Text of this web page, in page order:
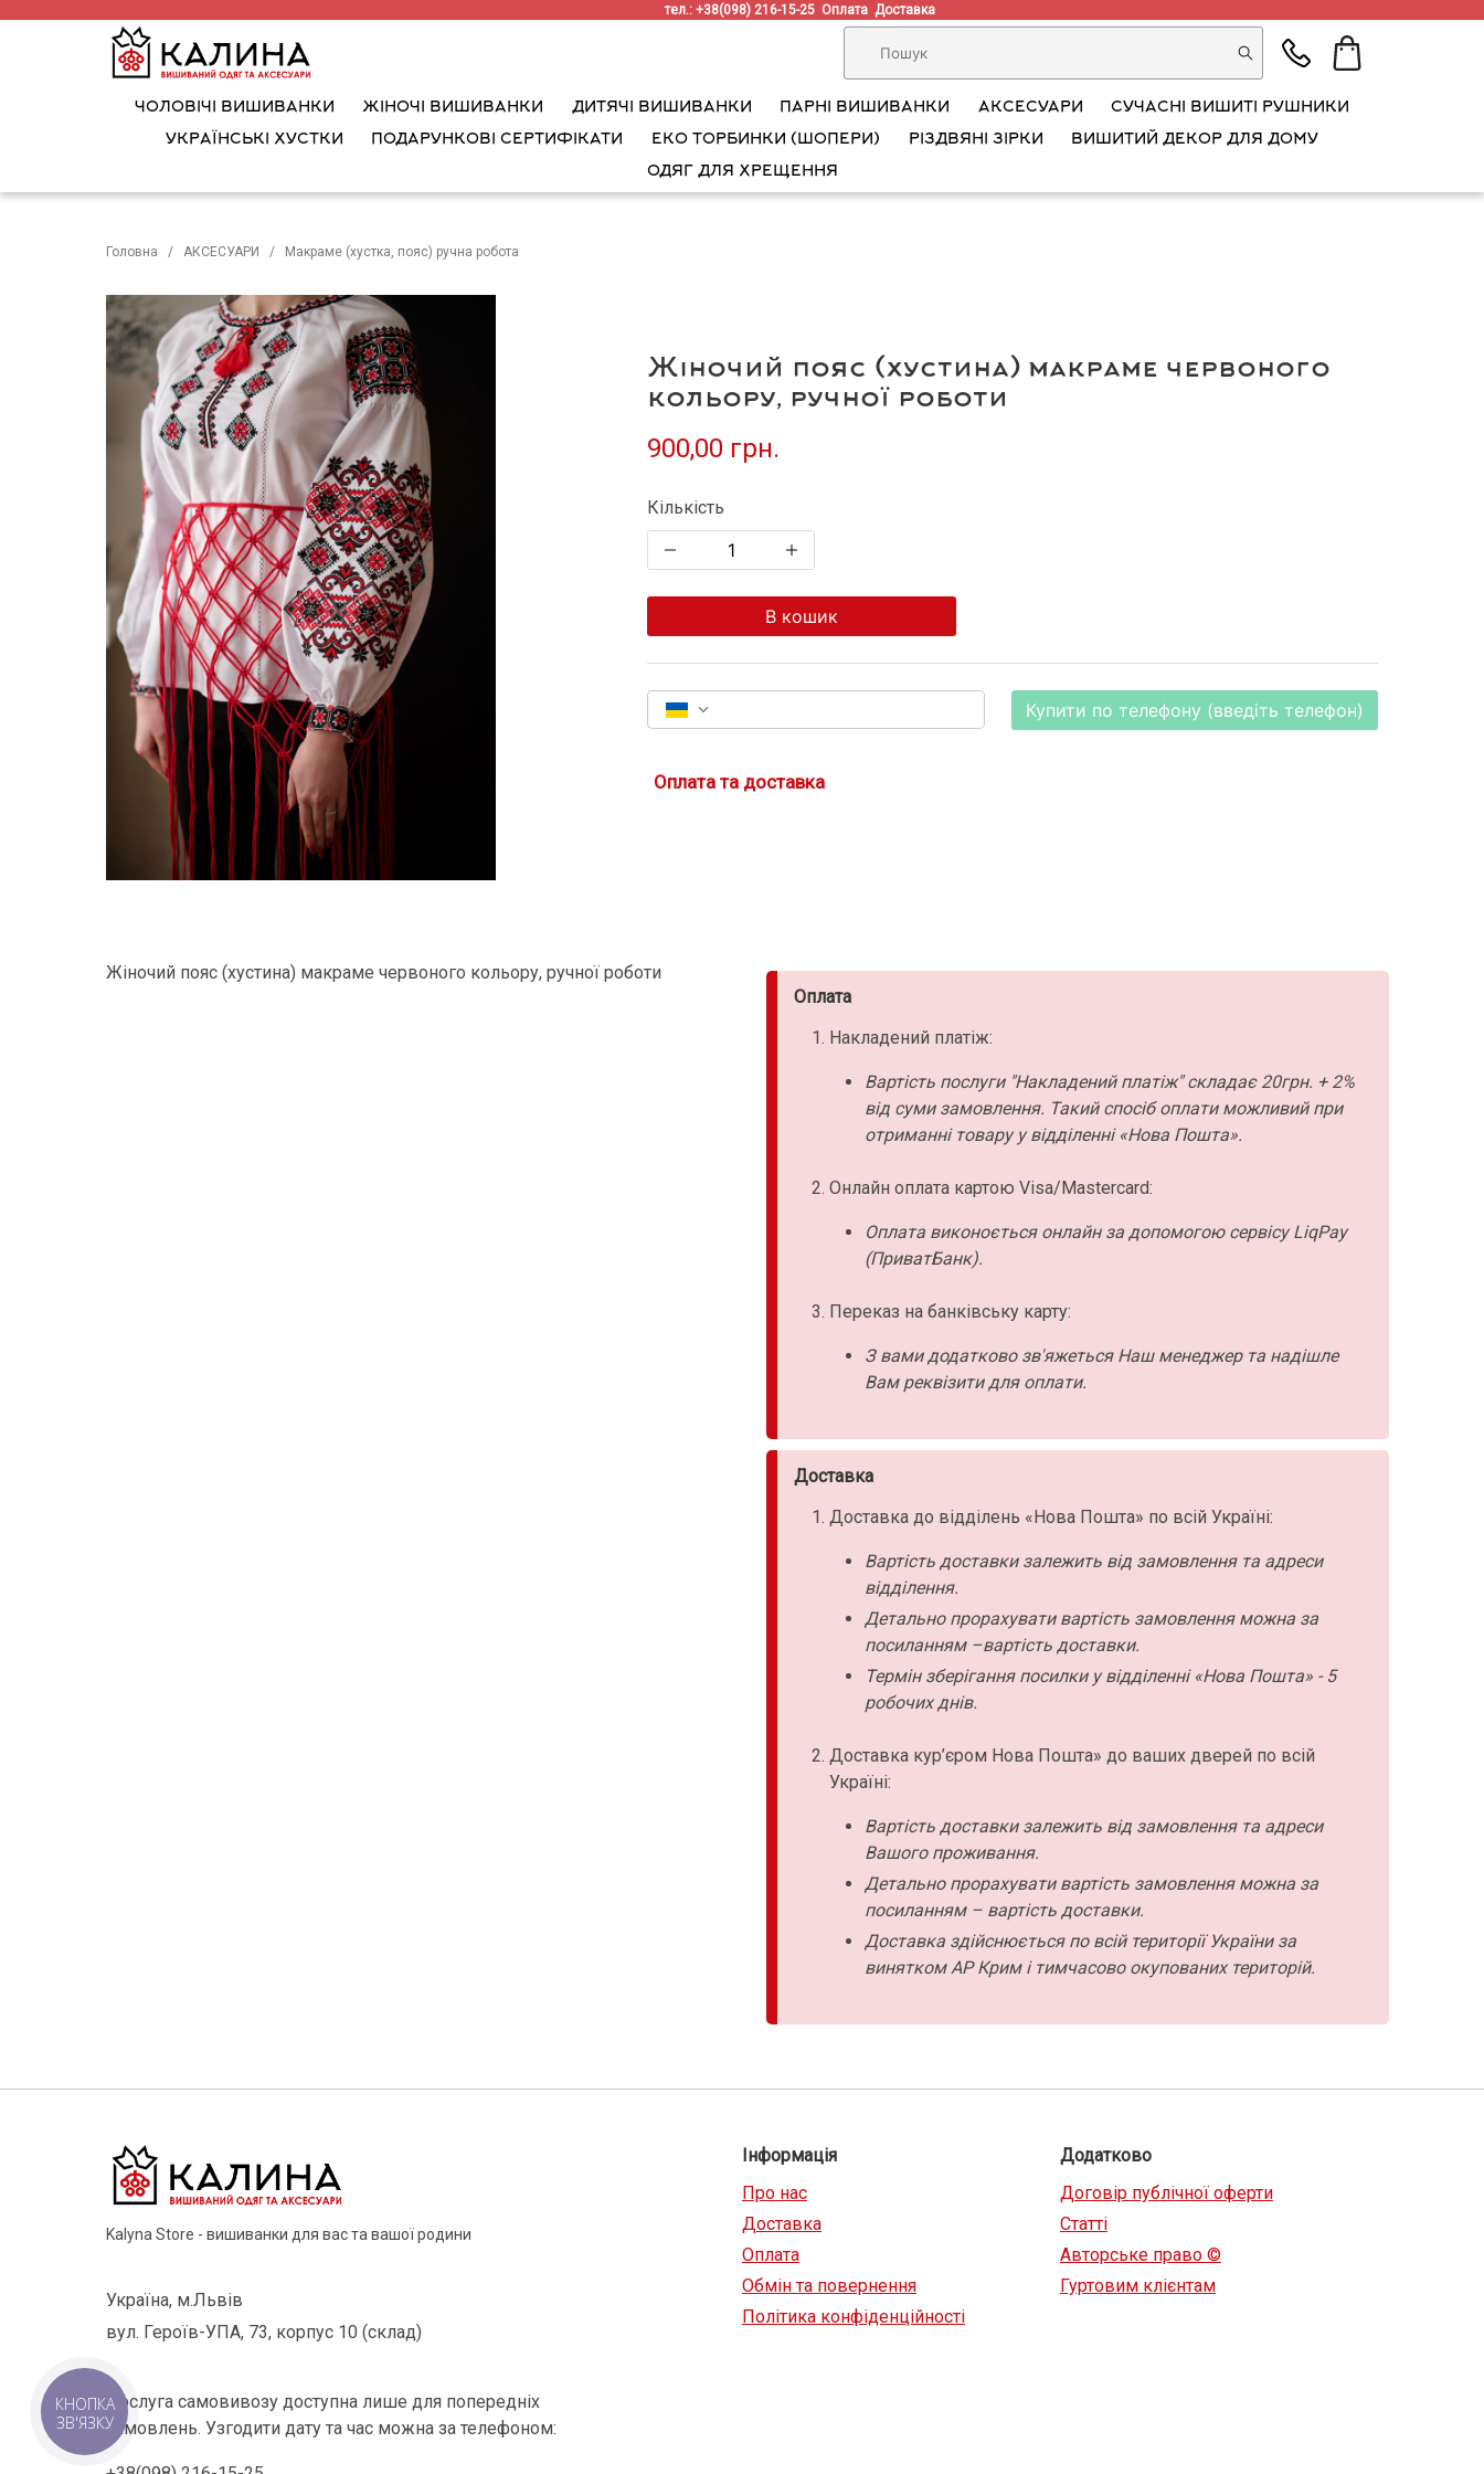
тел.: +38(098) 216-15-25 Оплата Доставка
ЧОЛОВІЧІ ВИШИВАНКИ ЖІНОЧІ ВИШИВАНКИ ДИТЯЧІ ВИШИВАНКИ ПАРНІ ВИШИВАНКИ АКСЕСУАРИ
СУЧАСНІ ВИШИТІ РУШНИКИ
УКРАЇНСЬКІ ХУСТКИ
ПОДАРУНКОВІ СЕРТИФІКАТИ ЕКО ТОРБИНКИ (ШОПЕРИ) РІЗДВЯНІ ЗІРКИ
ВИШИТИЙ ДЕКОР ДЛЯ ДОМУ
ОДЯГ ДЛЯ ХРЕЩЕННЯ
Головна АКСЕСУАРИ Макраме (хустка, пояс) ручна робота
Жіночий пояс (хустина) макраме червоного
кольору, ручної роботи
900,00 грн.
Кількість
В кошик
Купити по телефону (введіть телефон)
Оплата та доставка
Жіночий пояс (хустина) макраме червоного кольору, ручної роботи
Оплата
Накладений платіж:
Вартість послуги "Накладений платіж" складає 20грн. + 2%
від суми замовлення. Такий спосіб оплати можливий при
отриманні товару у відділенні «Нова Пошта».
Онлайн оплата картою Visa/Mastercard:
Оплата виконоється онлайн за допомогою сервісу LiqPay
(ПриватБанк).
Переказ на банківську карту:
З вами додатково зв'яжеться Наш менеджер та надішле
Вам реквізити для оплати.
Доставка
Доставка до відділень «Нова Пошта» по всій Україні:
Вартість доставки залежить від замовлення та адреси
відділення.
Детально прорахувати вартість замовлення можна за
посиланням –вартість доставки.
Термін зберігання посилки у відділенні «Нова Пошта» - 5
робочих днів.
Доставка кур’єром Нова Пошта» до ваших дверей по всій
Україні:
Вартість доставки залежить від замовлення та адреси
Вашого проживання.
Детально прорахувати вартість замовлення можна за
посиланням – вартість доставки.
Доставка здійснюється по всій території України за
винятком АР Крим і тимчасово окупованих територій.
Kalyna Store - вишиванки для вас та вашої родини
Україна, м.Львів
вул. Героїв-УПА, 73, корпус 10 (склад)
Послуга самовивозу доступна лише для попередніх
замовлень. Узгодити дату та час можна за телефоном:
Інформація
Про нас
Доставка
Оплата
Обмін та повернення
Політика конфіденційності
Додатково
Договір публічної оферти
Статті
Авторське право ©
Гуртовим клієнтам
КНОПКА
ЗВ'ЯЗКУ